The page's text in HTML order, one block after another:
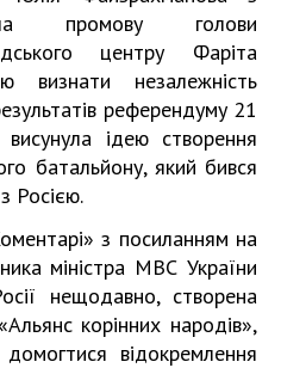
промову голови
центру Фаріта
визнати незалежність
референдуму 21
ідею створення
батальйону, який бився
Росією.
з посиланням на
міністра МВС України
нещодавно, створена
корінних народів»,
відокремлення